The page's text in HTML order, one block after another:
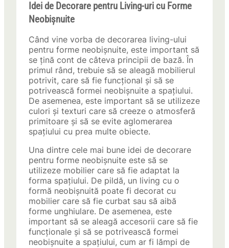
Idei de Decorare pentru Living-uri cu Forme
Neobișnuite
Când vine vorba de decorarea living-ului
pentru forme neobișnuite, este important să
se țină cont de câteva principii de bază. În
primul rând, trebuie să se aleagă mobilierul
potrivit, care să fie funcțional și să se
potrivească formei neobișnuite a spațiului.
De asemenea, este important să se utilizeze
culori și texturi care să creeze o atmosferă
primitoare și să se evite aglomerarea
spațiului cu prea multe obiecte.
Una dintre cele mai bune idei de decorare
pentru forme neobișnuite este să se
utilizeze mobilier care să fie adaptat la
forma spațiului. De pildă, un living cu o
formă neobișnuită poate fi decorat cu
mobilier care să fie curbat sau să aibă
forme unghiulare. De asemenea, este
important să se aleagă accesorii care să fie
funcționale și să se potrivească formei
neobișnuite a spațiului, cum ar fi lămpi de